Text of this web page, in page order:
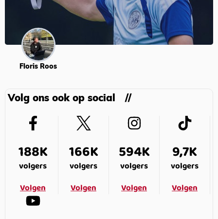
Floris Roos
Volg ons ook op social
188K
volgers
Volgen
166K
volgers
Volgen
594K
volgers
Volgen
9,7K
volgers
Volgen